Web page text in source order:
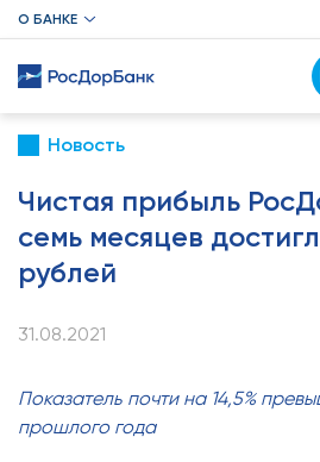
О БАНКЕ
Новость
Чистая прибыль
семь месяцев
рублей
31.08.2021
Показатель почти на 14,5%
прошлого года